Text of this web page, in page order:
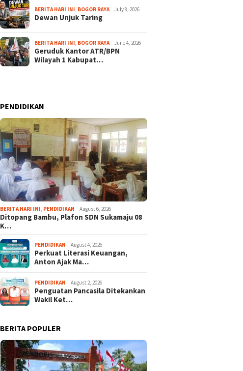
Kompetisi Lintas Generasi,
Uji Kekompakan dan Strategi
Tim
BERITA HARI INI BOGOR RAYA July 8, 2026
Dewan Unjuk Taring
BERITA HARI INI BOGOR RAYA June 4, 2026
Geruduk Kantor ATR/BPN
Wilayah 1 Kabupat…
PENDIDIKAN
BERITA HARI INI PENDIDIKAN August 6, 2026
Ditopang Bambu, Plafon SDN Sukamaju 08
K…
PENDIDIKAN August 4, 2026
Perkuat Literasi Keuangan,
Anton Ajak Ma…
PENDIDIKAN August 2, 2026
Penguatan Pancasila Ditekankan
Wakil Ket…
BERITA POPULER